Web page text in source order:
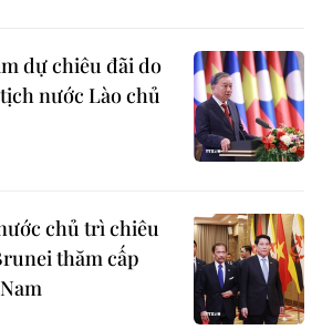
dự chiêu đãi do
nước Lào chủ
chủ trì chiêu
thăm cấp